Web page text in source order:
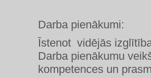
Darba pienākumi:
Īstenot vidējās
Darba pienākumu
kompetences un